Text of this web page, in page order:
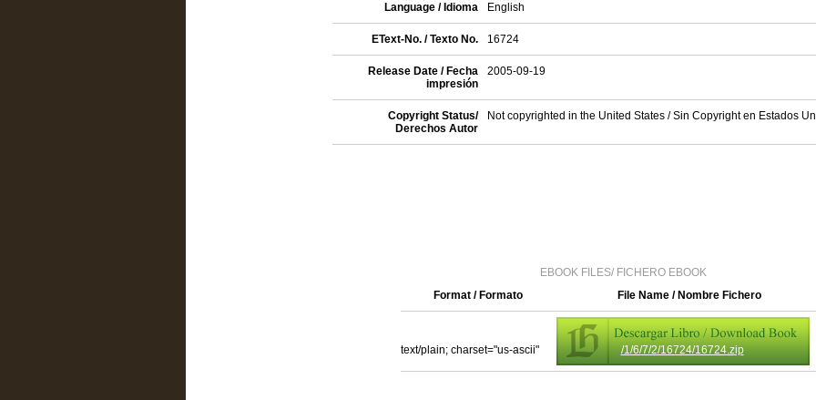
Language / Idioma English
EText-No. / Texto No. 16724
Release Date / Fecha
impresión
2005-09-19
Copyright Status/
Derechos Autor
Not copyrighted in the United States / Sin Copyright en Estados
EBOOK FILES/ FICHERO EBOOK
Format / Formato
File Name / Nombre Fichero
text/plain; charset="us-ascii" /1/6/7/2/16724/16724.zip